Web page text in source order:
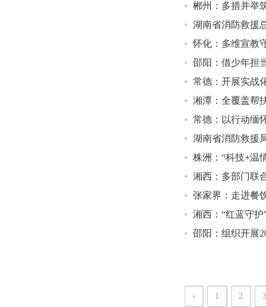
郴州：多措并举
湖南省消防救援
怀化：多维宣教
邵阳：借少年担
常德：开展实战
湘潭：全覆盖帮
常德：以行动缅
湖南省消防救援
株洲：“科技+温
湘西：多部门联
张家界：走进餐
湘西：“红蓝守
邵阳：组织开展
‹ 1 2 3